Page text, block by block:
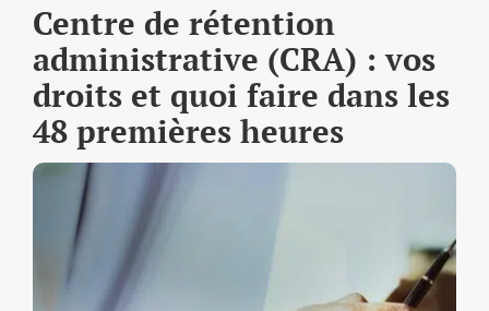
Centre de rétention
administrative (CRA) : vos
droits et quoi faire dans les
48 premières heures